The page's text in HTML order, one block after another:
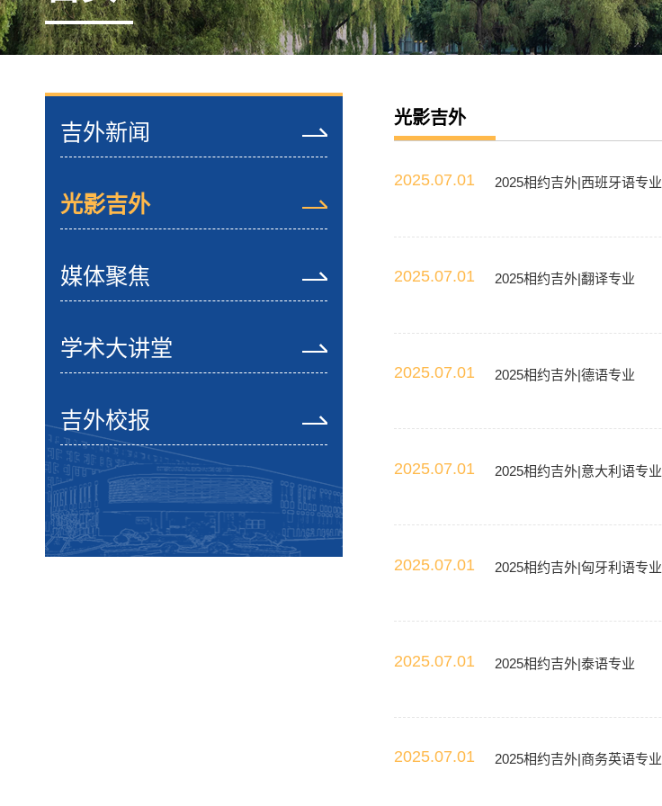
吉外新闻
光影吉外
媒体聚焦
学术大讲堂
吉外校报
光影吉外
2025.07.01 2025相约吉外|西班牙语专业
2025.07.01 2025相约吉外|翻译专业
2025.07.01 2025相约吉外|德语专业
2025.07.01 2025相约吉外|意大利语专业
2025.07.01 2025相约吉外|匈牙利语专业
2025.07.01 2025相约吉外|泰语专业
2025.07.01 2025相约吉外|商务英语专业